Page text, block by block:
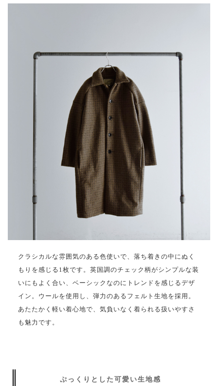
クラシカルな雰囲気のある色使いで、落ち着きの中にぬく
もりを感じる1枚です。英国調のチェック柄がシンプルな装
いにもよく合い、ベーシックなのにトレンドを感じるデザ
イン。ウールを使用し、弾力のあるフェルト生地を採用。
あたたかく軽い着心地で、気負いなく着られる扱いやすさ
も魅力です。
ぷっくりとした可愛い生地感